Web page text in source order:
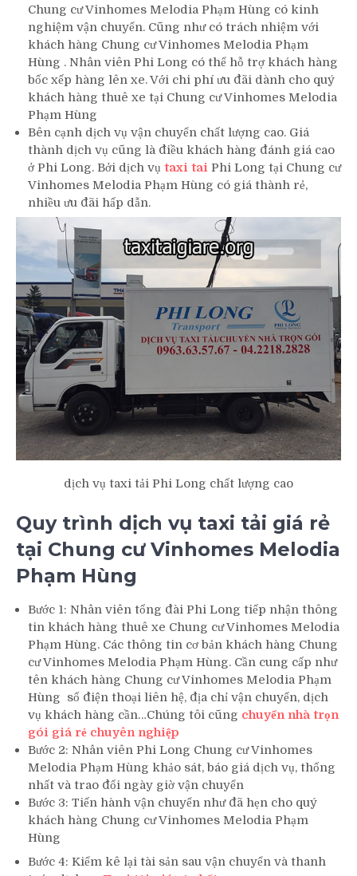
Chung cư Vinhomes Melodia Phạm Hùng có kinh
nghiệm vận chuyển. Cũng như có trách nhiệm với
khách hàng Chung cư Vinhomes Melodia Phạm
Hùng . Nhân viên Phi Long có thể hỗ trợ khách hàng
bốc xếp hàng lên xe. Với chi phí ưu đãi dành cho quý
khách hàng thuê xe tại Chung cư Vinhomes Melodia
Phạm Hùng
Bên cạnh dịch vụ vận chuyển chất lượng cao. Giá
thành dịch vụ cũng là điều khách hàng đánh giá cao
ở Phi Long. Bởi dịch vụ taxi tai Phi Long tại Chung cư
Vinhomes Melodia Phạm Hùng có giá thành rẻ,
nhiều ưu đãi hấp dẫn.
dịch vụ taxi tải Phi Long chất lượng cao
Quy trình dịch vụ taxi tải giá rẻ
tại Chung cư Vinhomes Melodia
Phạm Hùng
Bước 1: Nhân viên tổng đài Phi Long tiếp nhận thông
tin khách hàng thuê xe Chung cư Vinhomes Melodia
Phạm Hùng. Các thông tin cơ bản khách hàng Chung
cư Vinhomes Melodia Phạm Hùng. Cần cung cấp như
tên khách hàng Chung cư Vinhomes Melodia Phạm
Hùng số điện thoại liên hệ, địa chỉ vận chuyển, dịch
vụ khách hàng cần…Chúng tôi cũng chuyển nhà trọn
gói giá rẻ chuyên nghiệp
Bước 2: Nhân viên Phi Long Chung cư Vinhomes
Melodia Phạm Hùng khảo sát, báo giá dịch vụ, thống
nhất và trao đổi ngày giờ vận chuyển
Bước 3: Tiến hành vận chuyển như đã hẹn cho quý
khách hàng Chung cư Vinhomes Melodia Phạm
Hùng
Bước 4: Kiểm kê lại tài sản sau vận chuyển và thanh